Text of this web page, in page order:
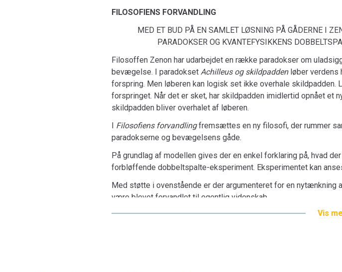
FILOSOFIENS FORVANDLING
MED ET BUD PÅ EN SAMLET LØSNING PÅ GÅDERNE I
PARADOKSER OG KVANTEFYSIKKENS
Filosoffen Zenon har udarbejdet en række paradokser om
bevægelse. I paradokset Achilleus og skildpaddenløber verdens
forspring. Men løberen kan logisk set ikke overhale
forspringet. Når det er sket, har skildpadden imidlertid opnået et
skildpadden bliver overhalet af løberen.
I Filosofiens forvandlingfremsættes en ny filosofi, der rummer
paradokserne og bevægelsens gåde.
På grundlag af modellen gives der en enkel forklaring på, hvad
forbløffende dobbeltspalte-eksperiment. Eksperimentet kan
Med støtte i ovenstående er der argumenteret for en
være blevet forvandlet til egentlig videnskab.
Bogen er indledt med en omtale v. lektor Nikolaj Pilgaard
Vis